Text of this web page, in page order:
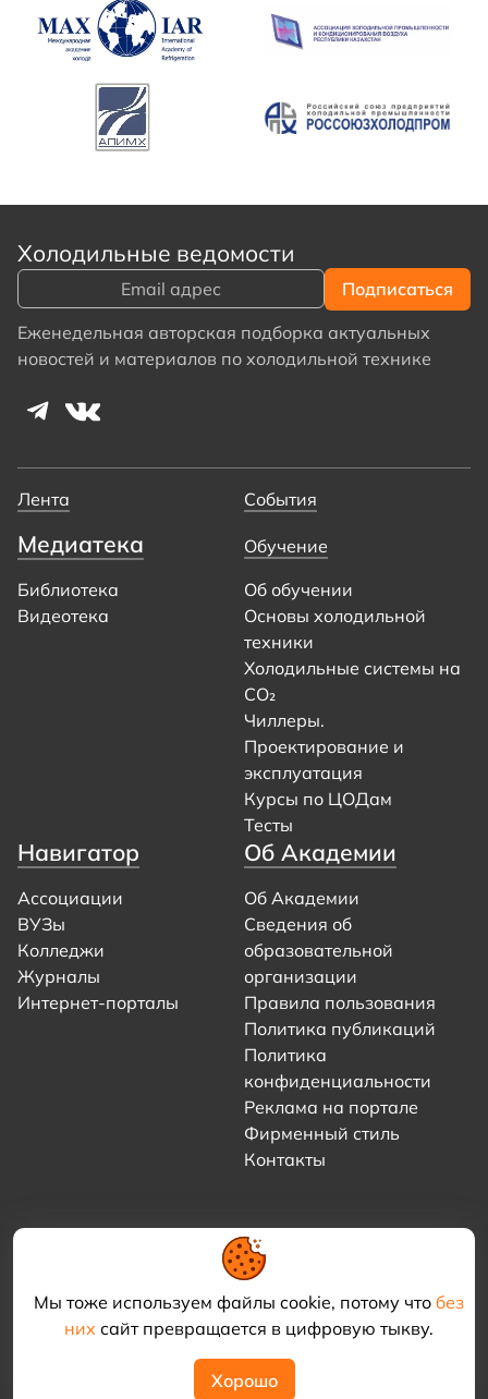
Мы тоже используем файлы cookie, потому что без
нихсайт превращается в цифровую тыкву.
Хорошо
Холодильные ведомости
Еженедельная авторская подборка актуальных
новостей и материалов по холодильной технике
Лента События
Медиатека
Библиотека
Видеотека
Обучение
Об обучении
Основы холодильной
техники
Холодильные системы на
CO₂
Чиллеры.
Проектирование и
эксплуатация
Курсы по ЦОДам
Тесты
Навигатор
Ассоциации
ВУЗы
Колледжи
Журналы
Интернет-порталы
Об Академии
Об Академии
Сведения об
образовательной
организации
Правила пользования
Политика публикаций
Политика
конфиденциальности
Реклама на портале
Фирменный стиль
Контакты
© 2021–2026 «Академия КриоФрост»